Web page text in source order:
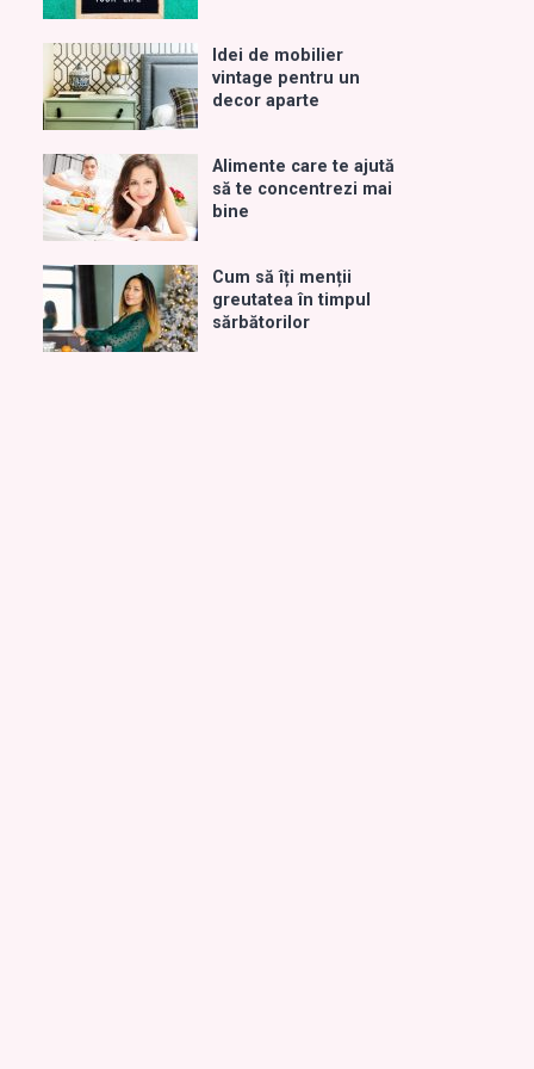
Idei de mobilier
vintage pentru un
decor aparte
Alimente care te ajută
să te concentrezi mai
bine
Cum să îți menții
greutatea în timpul
sărbătorilor